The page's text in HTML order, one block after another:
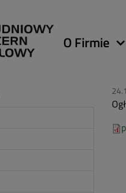
Główna
O Firmie